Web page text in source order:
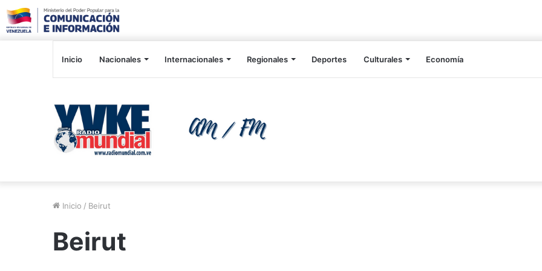
Inicio Nacionales Internacionales Regionales Deportes Culturales Economía
Inicio / Beirut
Beirut